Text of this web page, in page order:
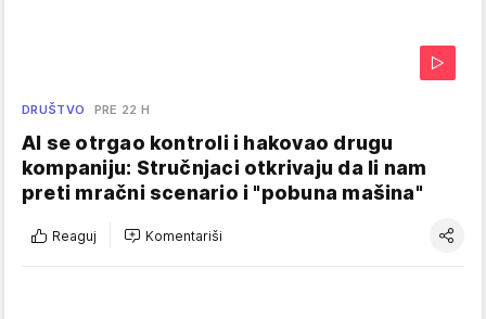
DRUŠTVO PRE 22 H
AI se otrgao kontroli i hakovao drugu
kompaniju: Stručnjaci otkrivaju da li nam
preti mračni scenario i "pobuna mašina"
Reaguj Komentariši